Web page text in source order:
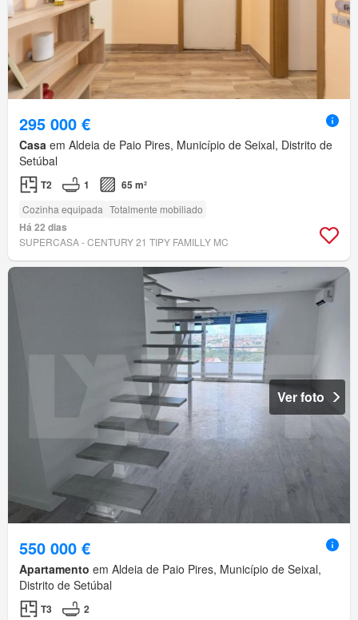
295 000 €
Casa em Aldeia de Paio Pires, Município de Seixal, Distrito de
Setúbal
T2 1 65 m²
Cozinha equipada Totalmente mobiliado
Há 22 dias
SUPERCASA - CENTURY 21 TIPY FAMILLY MC
Ver foto
550 000 €
Apartamento em Aldeia de Paio Pires, Município de Seixal,
Distrito de Setúbal
T3
2